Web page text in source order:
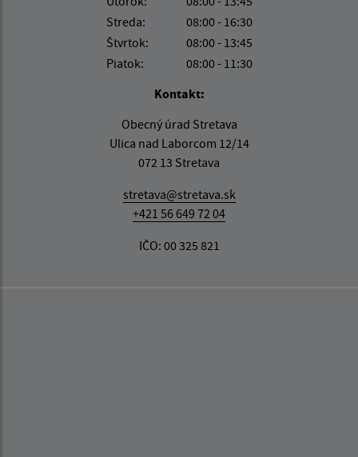
Streda:
08:00 - 16:30
Štvrtok:
08:00 - 13:45
Piatok:
08:00 - 11:30
Kontakt:
Obecný úrad Stretava
Ulica nad Laborcom 12/14
072 13 Stretava
stretava@stretava.sk
+421 56 649 72 04
IČO: 00 325 821